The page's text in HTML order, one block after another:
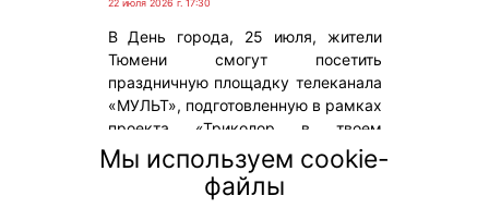
В День города, 25 июля, жители
Тюмени смогут посетить
праздничную площадку телеканала
«МУЛЬТ», подготовленную в рамках
проекта «Триколор в твоем
городе». Гостей ждет тематический
шатер с творческими мастер-
классами и активностями для всей
Мы используем cookie-
файлы